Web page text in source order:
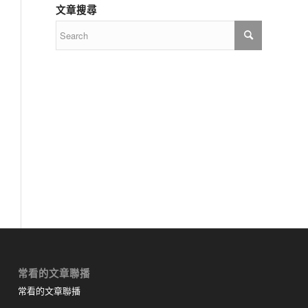
文章搜尋
常看的文章聯播
常看的文章聯播